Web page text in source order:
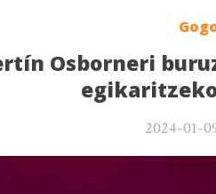
Osborneri
2024-01-